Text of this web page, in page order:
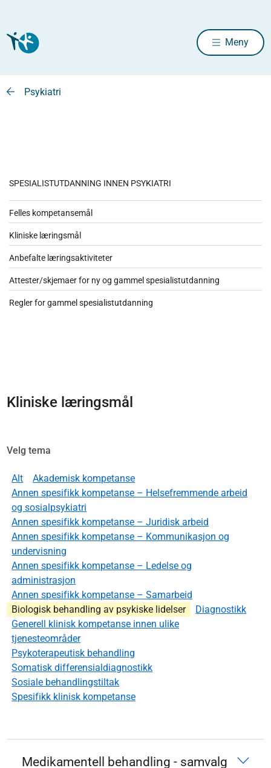
Meny
Psykiatri
SPESIALISTUTDANNING INNEN PSYKIATRI
Felles kompetansemål
Kliniske læringsmål
Anbefalte læringsaktiviteter
Attester/skjemaer for ny og gammel spesialistutdanning
Regler for gammel spesialistutdanning
Kliniske læringsmål
Velg tema
Alt
Akademisk kompetanse
Annen spesifikk kompetanse – Helsefremmende arbeid
og sosialpsykiatri
Annen spesifikk kompetanse – Juridisk arbeid
Annen spesifikk kompetanse – Kommunikasjon og
undervisning
Annen spesifikk kompetanse – Ledelse og
administrasjon
Annen spesifikk kompetanse – Samarbeid
Biologisk behandling av psykiske lidelser
Diagnostikk
Generell klinisk kompetanse innen ulike
tjenesteområder
Psykoterapeutisk behandling
Somatisk differensialdiagnostikk
Sosiale behandlingstiltak
Spesifikk klinisk kompetanse
Medikamentell behandling - samvalg